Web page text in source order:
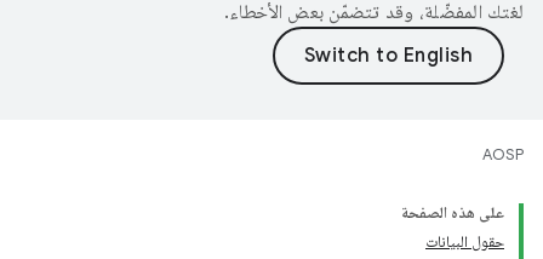
لغتك المفضّلة، وقد تتضمّن بعض الأخطاء.
AOSP
على هذه الصفحة
حقول البيانات